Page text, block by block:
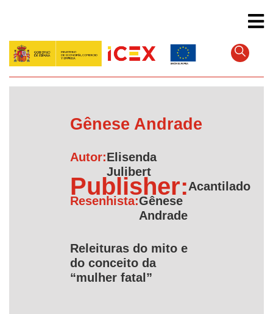
conteúdo
principal
Gênese Andrade
Autor:Elisenda
Julibert
Publisher:Acantilado
Resenhista:Gênese
Andrade
Releituras do mito e
do conceito da
“mulher fatal”